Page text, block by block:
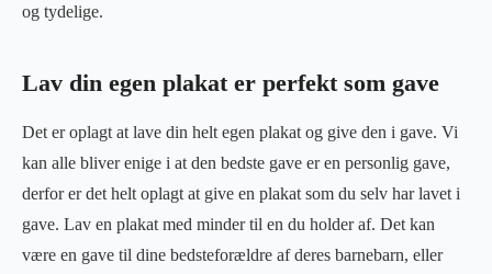
og tydelige.
Lav din egen plakat er perfekt som gave
Det er oplagt at lave din helt egen plakat og give den i gave. Vi
kan alle bliver enige i at den bedste gave er en personlig gave,
derfor er det helt oplagt at give en plakat som du selv har lavet i
gave. Lav en plakat med minder til en du holder af. Det kan
være en gave til dine bedsteforældre af deres barnebarn, eller